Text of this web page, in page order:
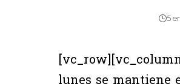
5
lunes se mantiene